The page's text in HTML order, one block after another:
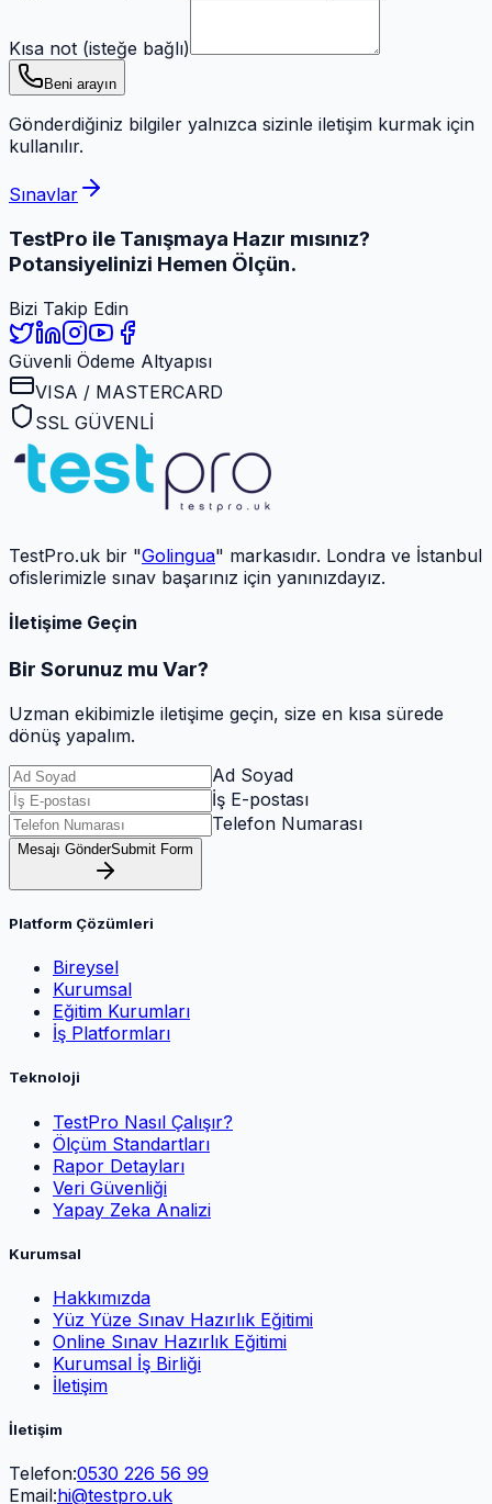
Kısa not (isteğe bağlı)
Beni arayın
Gönderdiğiniz bilgiler yalnızca sizinle iletişim kurmak için
kullanılır.
Sınavlar
TestPro ile Tanışmaya Hazır mısınız?
Potansiyelinizi Hemen Ölçün.
Bizi Takip Edin
Güvenli Ödeme Altyapısı
VISA / MASTERCARD
SSL GÜVENLİ
TestPro.uk bir "Golingua" markasıdır. Londra ve İstanbul
ofislerimizle sınav başarınız için yanınızdayız.
İletişime Geçin
Bir Sorunuz mu Var?
Uzman ekibimizle iletişime geçin, size en kısa sürede
dönüş yapalım.
Ad Soyad
İş E-postası
Telefon Numarası
Mesajı GönderSubmit Form
Platform Çözümleri
Bireysel
Kurumsal
Eğitim Kurumları
İş Platformları
Teknoloji
TestPro Nasıl Çalışır?
Ölçüm Standartları
Rapor Detayları
Veri Güvenliği
Yapay Zeka Analizi
Kurumsal
Hakkımızda
Yüz Yüze Sınav Hazırlık Eğitimi
Online Sınav Hazırlık Eğitimi
Kurumsal İş Birliği
İletişim
İletişim
Telefon:0530 226 56 99
Email:hi@testpro.uk